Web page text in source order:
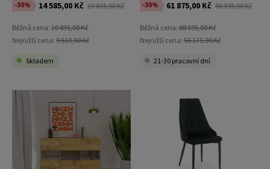
-30% 14 585,00 Kč 20 835,00 Kč
Běžná cena: 20 835,00 Kč
Nejnižší cena: 9 610,00 Kč
Skladem
-30% 61 875,00 Kč 88 395,00 Kč
Běžná cena:88 395,00 Kč
Nejnižší cena:56 175,00 Kč
21-30 pracovní dní